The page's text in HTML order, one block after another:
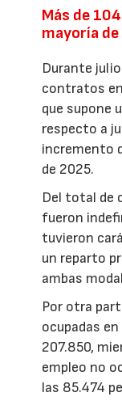
Más de
mayoría
Durante
contratos
que supone
respecto a
incremento
de 2025.
Del total de
fueron
tuvieron
un reparto
ambas
Por otra
ocupadas
207.850,
empleo no
las 85.474